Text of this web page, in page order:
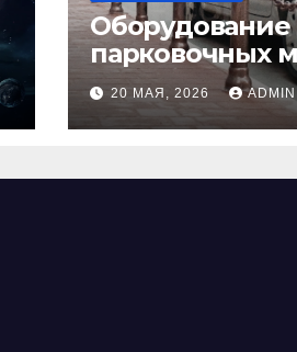
Оборудование
парковочных
виды,
нормы
20 МАЯ, 2026 ADMIN